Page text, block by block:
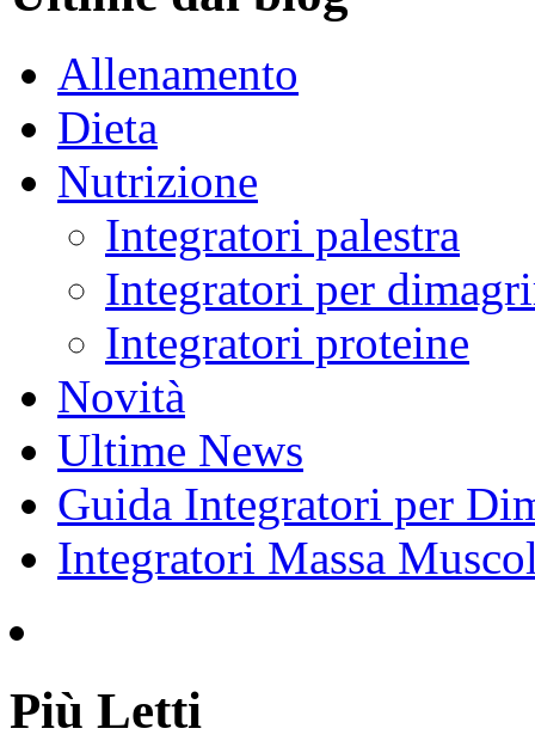
Allenamento
Dieta
Nutrizione
Integratori palestra
Integratori per
Integratori proteine
Novità
Ultime News
Guida Integratori per
Integratori Massa
Più Letti